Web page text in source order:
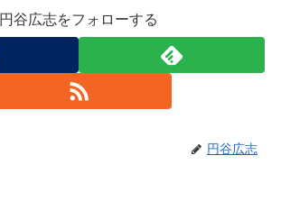
円谷広志をフォローする
円谷広志